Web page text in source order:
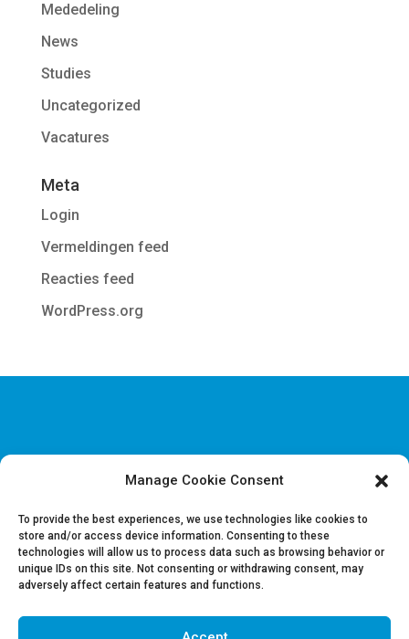
Manage Cookie Consent
To provide the best experiences, we use technologies like cookies to
store and/or access device information. Consenting to these
technologies will allow us to process data such as browsing behavior or
unique IDs on this site. Not consenting or withdrawing consent, may
adversely affect certain features and functions.
Mededeling
News
Studies
Uncategorized
Vacatures
Meta
Login
Vermeldingen feed
Reacties feed
WordPress.org
Disclaimer & Juridische Informatie
Vacatures
Contacteer ons